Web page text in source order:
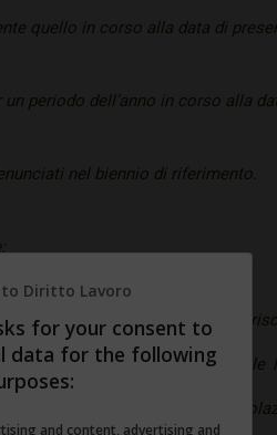
quello in corso alla data di
periodo dell’anno in corso alla
nel biennio di riferimento.
emissione, per i quali non è
in quanto non è rilevabile
per l’applicazione
to Diritto Lavoro
for your consent to
data for the following
and content, advertising and